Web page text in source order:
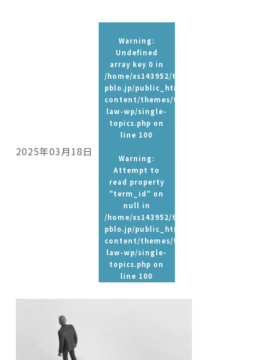
2025年03月18日
Warning:
Undefined
array key 0 in
/home/xs143952/t-
pblo.jp/public_html/wp-
content/themes/tpbc-
law-wp/single-
topics.php on
line 100
Warning:
Attempt to
read property
"term_id" on
null in
/home/xs143952/t-
pblo.jp/public_html/wp-
content/themes/tpbc-
law-wp/single-
topics.php on
line 100